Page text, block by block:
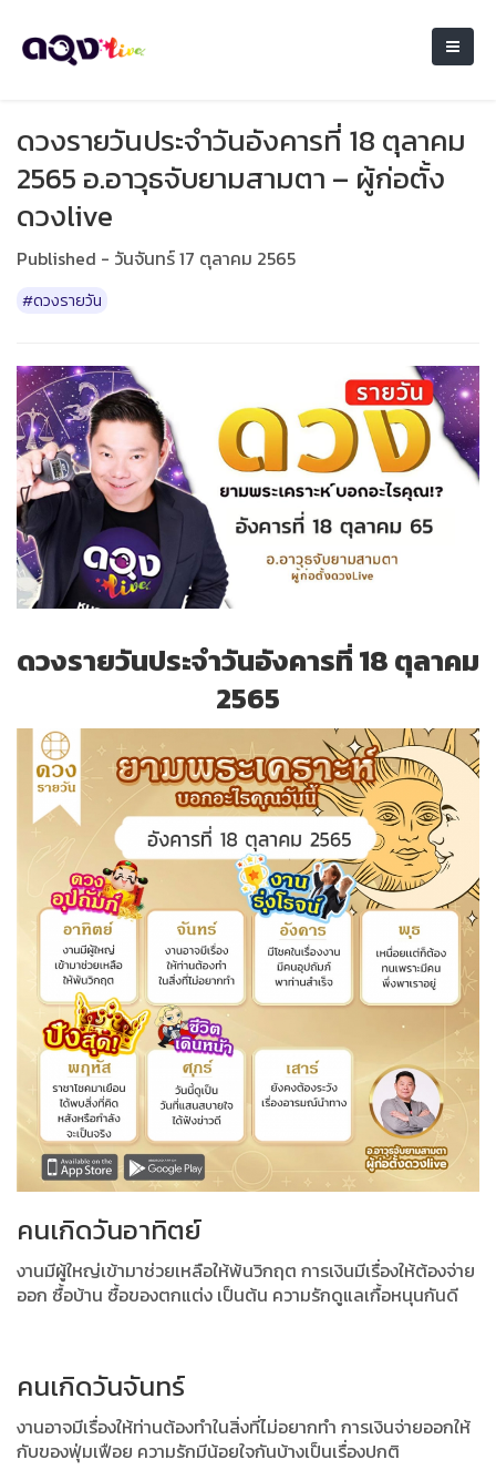
ดวงรายวันประจำวันอังคารที่ 18 ตุลาคม
2565 อ.อาวุธจับยามสามตา – ผู้ก่อตั้ง
ดวงlive
Published - วันจันทร์ 17 ตุลาคม 2565
#ดวงรายวัน
ดวงรายวันประจำวันอังคารที่ 18 ตุลาคม
2565
คนเกิดวันอาทิตย์
งานมีผู้ใหญ่เข้ามาช่วยเหลือให้พ้นวิกฤต การเงินมีเรื่องให้ต้องจ่าย
ออก ซื้อบ้าน ซื้อของตกแต่ง เป็นต้น ความรักดูแลเกื้อหนุนกันดี
คนเกิดวันจันทร์
งานอาจมีเรื่องให้ท่านต้องทำในสิ่งที่ไม่อยากทำ การเงินจ่ายออกให้
กับของฟุ่มเฟือย ความรักมีน้อยใจกันบ้างเป็นเรื่องปกติ